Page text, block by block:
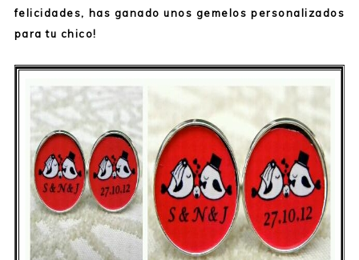
felicidades, has ganado unos gemelos personalizados
para tu chico!